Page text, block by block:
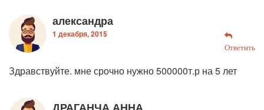
александра
1 декабря, 2015
Ответить
Здравствуйте. мне срочно нужно 500000т.р на 5 лет